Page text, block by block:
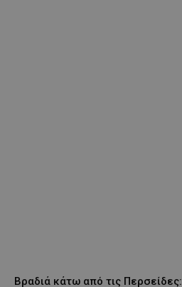
Βραδιά κάτω από τις Περσείδες: